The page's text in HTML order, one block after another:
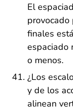
El
provocado
finales
espaciado
o menos.
¿Los
y de los
alinean